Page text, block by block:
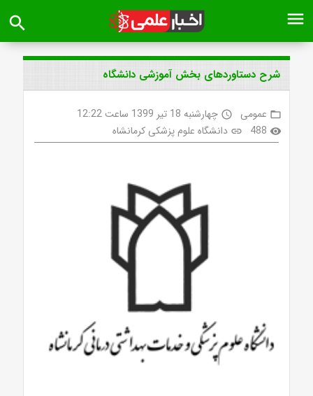
menu
search
شرح دستاوردهای بخش آموزشی دانشگاه
folder_open عمومی access_time چهارشنبه 18 تیر 1399 ساعت 12:22
visibility
488
link دانشگاه علوم پزشکی کرمانشاه